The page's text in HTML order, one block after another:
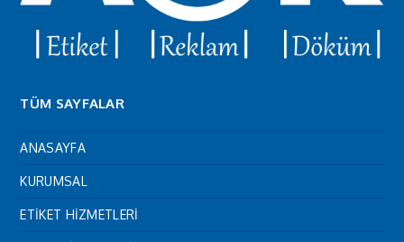
TÜM SAYFALAR
ANASAYFA
KURUMSAL
ETİKET HİZMETLERİ